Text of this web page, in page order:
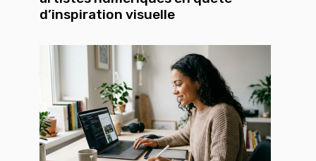
d’inspiration visuelle